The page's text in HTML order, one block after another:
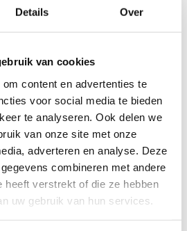
Details Over
van cookies
content en advertenties te
voor social media te bieden
te analyseren. Ook delen we
van onze site met onze
adverteren en analyse. Deze
combineren met andere
heeft verstrekt of die ze hebben
uw gebruik van hun services.
BRONZEN BEELD -
MODERN DANSPAAR
€89,95